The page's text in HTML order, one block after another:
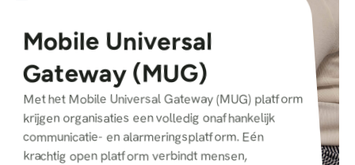
Mobile Universal
Gateway (MUG)
Met het Mobile Universal Gateway (MUG) platform
krijgen organisaties een volledig onafhankelijk
communicatie- en alarmeringsplatform. Eén
krachtig open platform verbindt mensen,